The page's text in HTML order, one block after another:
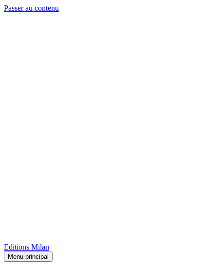
Passer au contenu
Editions Milan
Menu principal